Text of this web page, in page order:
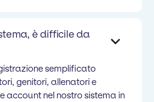
è difficile da
semplificato
genitori, allenatori e
account nel nostro sistema in